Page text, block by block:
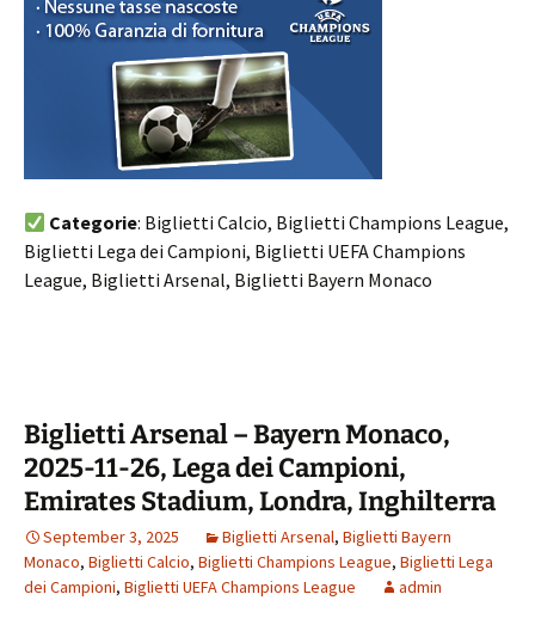
Categorie: Biglietti Calcio, Biglietti Champions League,
Biglietti Lega dei Campioni, Biglietti UEFA Champions
League, Biglietti Arsenal, Biglietti Bayern Monaco
Biglietti Arsenal – Bayern Monaco,
2025-11-26, Lega dei Campioni,
Emirates Stadium, Londra, Inghilterra
September 3, 2025 Biglietti Arsenal, Biglietti Bayern
Monaco, Biglietti Calcio, Biglietti Champions League, Biglietti Lega
dei Campioni, Biglietti UEFA Champions League admin